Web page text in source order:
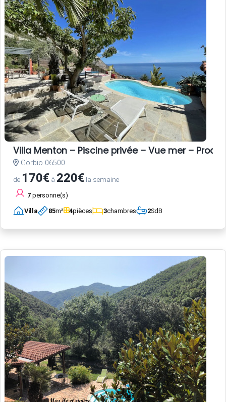
Villa Menton – Piscine privée – Vue mer –
Gorbio 06500
de 170€ à 220€ la semaine
7 personne(s)
Villa 85m² 4pièces 3chambres 2SdB